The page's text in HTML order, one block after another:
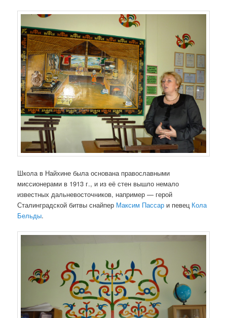
Школа в Найхине была основана православными
миссионерами в 1913 г., и из её стен вышло немало
известных дальневосточников, например — герой
Сталинградской битвы снайпер Максим Пассар и певец Кола
Бельды.